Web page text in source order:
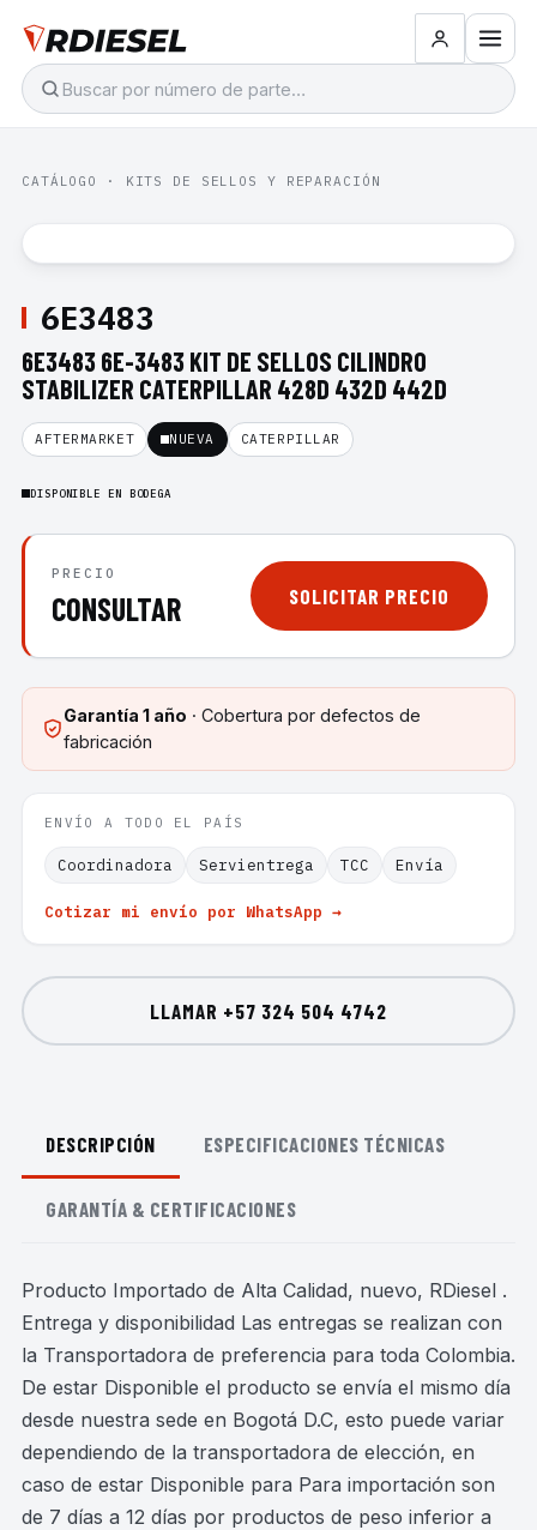
CATÁLOGO · KITS DE SELLOS Y REPARACIÓN
6E3483
6E3483 6E-3483 KIT DE SELLOS CILINDRO
STABILIZER CATERPILLAR 428D 432D 442D
AFTERMARKET NUEVA CATERPILLAR
DISPONIBLE EN BODEGA
PRECIO
CONSULTAR SOLICITAR PRECIO
Garantía 1 año · Cobertura por defectos de
fabricación
ENVÍO A TODO EL PAÍS
Coordinadora Servientrega TCC Envía
Cotizar mi envío por WhatsApp →
LLAMAR +57 324 504 4742
DESCRIPCIÓN ESPECIFICACIONES TÉCNICAS
GARANTÍA & CERTIFICACIONES
Producto Importado de Alta Calidad, nuevo, RDiesel .
Entrega y disponibilidad Las entregas se realizan con
la Transportadora de preferencia para toda Colombia.
De estar Disponible el producto se envía el mismo día
desde nuestra sede en Bogotá D.C, esto puede variar
dependiendo de la transportadora de elección, en
caso de estar Disponible para Para importación son
de 7 días a 12 días por productos de peso inferior a